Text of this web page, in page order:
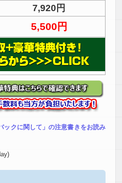
7,920円
5,500円
ックに関して」の注意書きをお読み